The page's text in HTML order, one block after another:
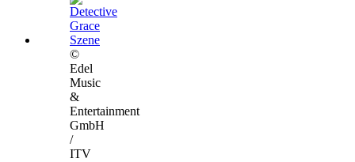
©
Edel
Music
&
Entertainment
GmbH
/
ITV